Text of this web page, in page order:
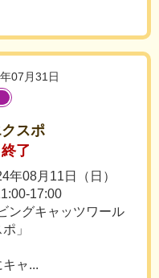
07月31日
スポ
了
年08月11日（日）
17:00
ングキャッツワール
」
ャ...